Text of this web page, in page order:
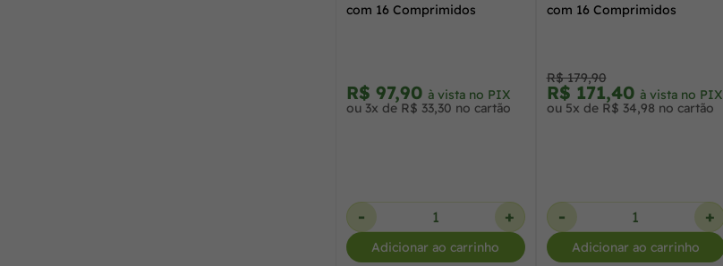
com 16 Comprimidos
R$ 97,90 à vista no PIX
ou 3x de R$ 33,30 no cartão
- +
Adicionar ao carrinho
com 16 Comprimidos
R$ 179,90
R$ 171,40 à vista no PIX
ou 5x de R$ 34,98 no cartão
- +
Adicionar ao carrinho